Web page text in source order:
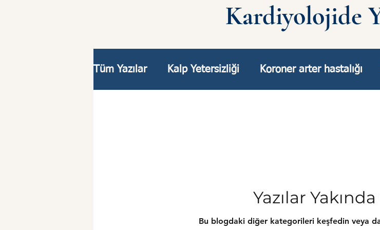
Kardiyolojide
Tüm Yazılar Kalp Yetersizliği Koroner arter hastalığı
Yazılar
Bu blogdaki diğer kategorileri keşfedin veya